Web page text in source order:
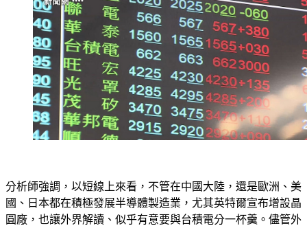
分析師強調，以短線上來看，不管在中國大陸，還是歐洲、美
國、日本都在積極發展半導體製造業，尤其英特爾宣布增設晶
圓廠，也讓外界解讀、似乎有意要與台積電分一杯羹。儘管外